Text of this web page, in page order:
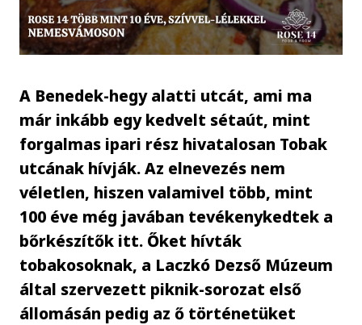
A Benedek-hegy alatti utcát, ami ma
már inkább egy kedvelt sétaút, mint
forgalmas ipari rész hivatalosan Tobak
utcának hívják. Az elnevezés nem
véletlen, hiszen valamivel több, mint
100 éve még javában tevékenykedtek a
bőrkészítők itt. Őket hívták
tobakosoknak, a Laczkó Dezső Múzeum
által szervezett piknik-sorozat első
állomásán pedig az ő történetüket